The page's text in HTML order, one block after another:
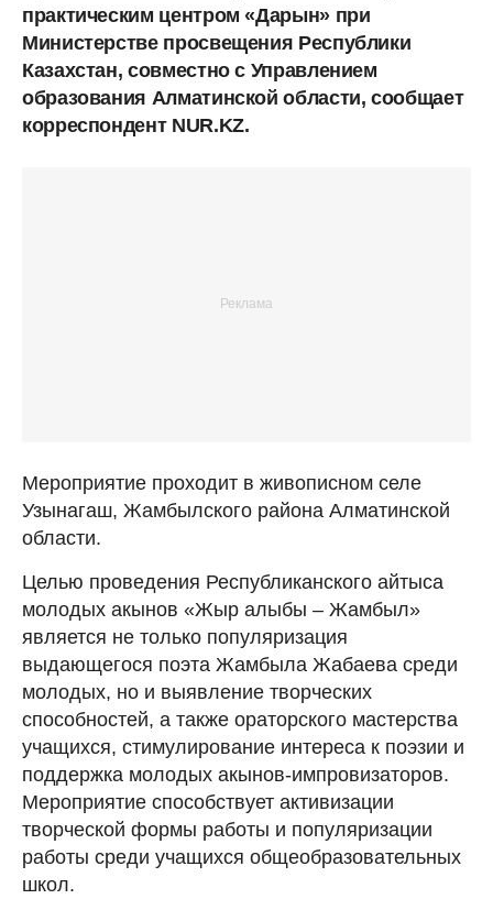
практическим центром «Дарын» при
Министерстве просвещения Республики
Казахстан, совместно с Управлением
образования Алматинской области, сообщает
корреспондент NUR.KZ.
Мероприятие проходит в живописном селе
Узынагаш, Жамбылского района Алматинской
области.
Целью проведения Республиканского айтыса
молодых акынов «Жыр алыбы – Жамбыл»
является не только популяризация
выдающегося поэта Жамбыла Жабаева среди
молодых, но и выявление творческих
способностей, а также ораторского мастерства
учащихся, стимулирование интереса к поэзии и
поддержка молодых акынов-импровизаторов.
Мероприятие способствует активизации
творческой формы работы и популяризации
работы среди учащихся общеобразовательных
школ.